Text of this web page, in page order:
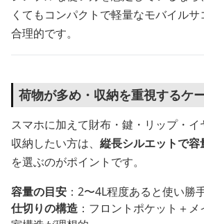
くてもコンパクトで軽量なモバイル
合理的です。
荷物が多め・収納を重視するケ
スマホに加えて財布・鍵・リップ・
収納したい方は、 縦長シルエットで
を選ぶのがポイントです。
容量の目安 ：2〜4L程度あると使い勝
仕切りの構造 ：フロントポケット＋